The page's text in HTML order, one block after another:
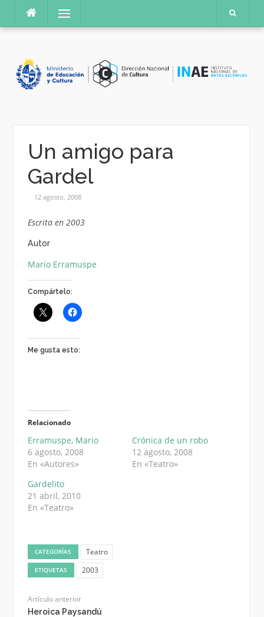
contenido
Menú
Un amigo para
Gardel
12 agosto, 2008
Escrita en 2003
Autor
Mario Erramuspe
Compártelo:
Me gusta esto:
Relacionado
Erramuspe, Mario
6 agosto, 2008
En «Autores»
Crónica de un robo
12 agosto, 2008
En «Teatro»
Gardelito
21 abril, 2010
En «Teatro»
CATEGORÍAS Teatro
ETIQUETAS 2003
Artículo anterior
Heroica Paysandú